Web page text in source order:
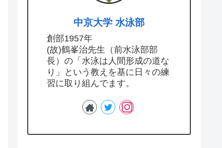
中京大学 水泳部
創部1957年
(故)鶴峯治先生（前水泳部部
長）の「水泳は人間形成の道な
り」という教えを基に日々の練
習に取り組んでます。